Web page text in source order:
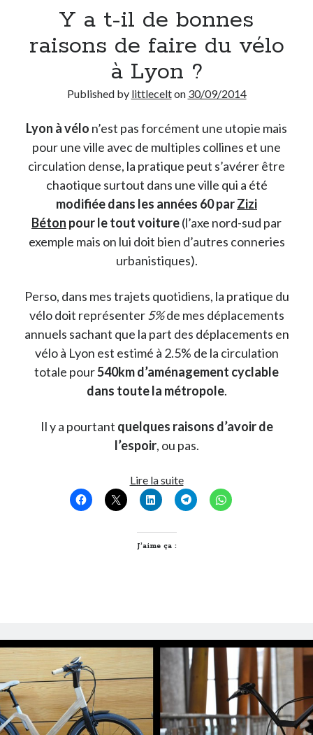
Y a t-il de bonnes
raisons de faire du vélo
à Lyon ?
Published by littlecelton 30/09/2014
Lyon à vélo n’est pas forcément une utopie mais
pour une ville avec de multiples collines et une
circulation dense, la pratique peut s’avérer être
chaotique surtout dans une ville qui a été
modifiée dans les années 60 parZizi
Béton pour le tout voiture(l’axe nord-sud par
exemple mais on lui doit bien d’autres conneries
urbanistiques).
Perso, dans mes trajets quotidiens, la pratique du
vélo doit représenter5%de mes déplacements
annuels sachant que la part des déplacements en
vélo à Lyon est estimé à 2.5% de la circulation
totale pour540km d’aménagement cyclable
dans toute la métropole.
Il y a pourtant quelques raisons d’avoir de
l’espoir, ou pas.
Lire la suiteY
a
t-
vélo
J’aime ça :